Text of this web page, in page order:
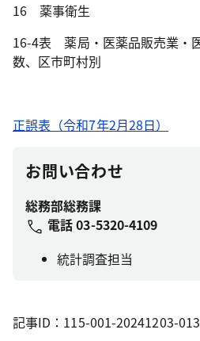
16 薬事衛生
16-4表 薬局・医薬品販売業・
数、区市町村別
正誤表（令和7年2月28日）
お問い合わせ
総務部総務課
電話03-5320-4109
統計調査担当
記事ID：115-001-20241203-